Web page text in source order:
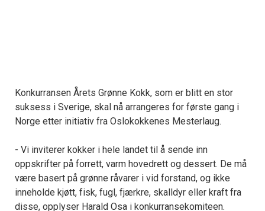
Konkurransen Årets Grønne Kokk, som er blitt en stor
suksess i Sverige, skal nå arrangeres for første gang i
Norge etter initiativ fra Oslokokkenes Mesterlaug.
- Vi inviterer kokker i hele landet til å sende inn
oppskrifter på forrett, varm hovedrett og dessert. De må
være basert på grønne råvarer i vid forstand, og ikke
inneholde kjøtt, fisk, fugl, fjærkre, skalldyr eller kraft fra
disse, opplyser Harald Osa i konkurransekomiteen.